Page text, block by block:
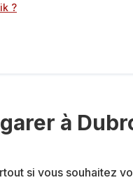
?
à
si vous souhaitez